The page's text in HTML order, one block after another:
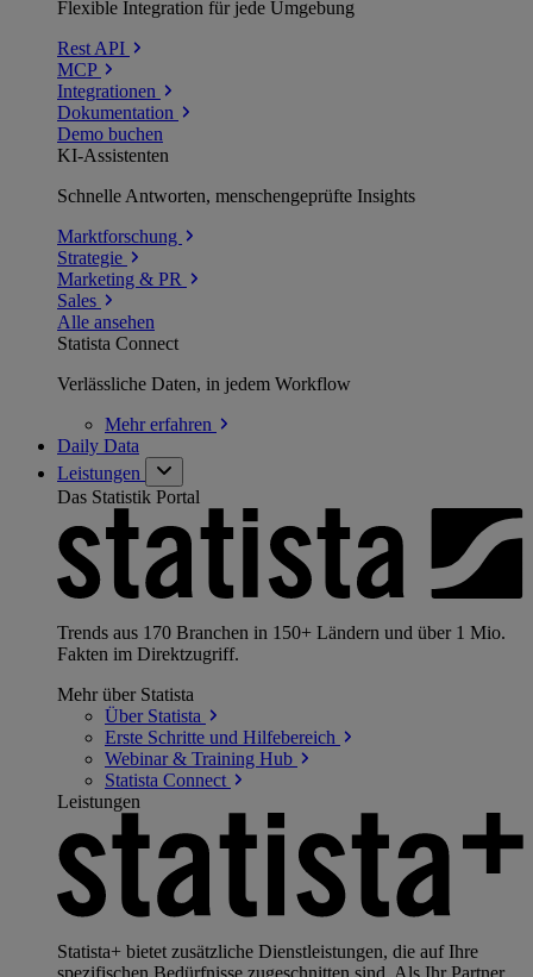
Flexible Integration für jede Umgebung
Rest API
MCP
Integrationen
Dokumentation
Demo buchen
KI-Assistenten
Schnelle Antworten, menschengeprüfte Insights
Marktforschung
Strategie
Marketing & PR
Sales
Alle ansehen
Statista Connect
Verlässliche Daten, in jedem Workflow
Mehrerfahren
Daily Data
Leistungen
Das Statistik Portal
Trends aus 170 Branchen in 150+ Ländern und über 1 Mio.
Fakten im Direktzugriff.
Mehr über Statista
Über Statista
Erste Schritte und Hilfebereich
Webinar & Training Hub
Statista Connect
Leistungen
Statista+ bietet zusätzliche Dienstleistungen, die auf Ihre
spezifischen Bedürfnisse zugeschnitten sind. Als Ihr Partner